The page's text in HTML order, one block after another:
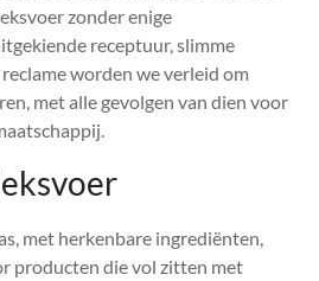
zonder enige
receptuur, slimme
worden we verleid om
met alle gevolgen van dien voor
met herkenbare ingrediënten,
producten die vol zitten met